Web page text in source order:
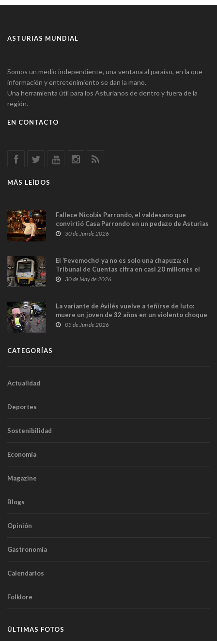
ASTURIAS MUNDIAL
Somos un medio independiente, una ventana al paraíso, en la que
información y entretenimiento se dan la mano.
Una herramienta útil para los Asturianos de dentro y fuera de la
región.
EN CONTACTO
MÁS LEÍDOS
Fallece Nicolás Parrondo, el valdesano que
convirtió Casa Parrondo en un pedazo de Asturias
en Madrid
30 de Jun de 2026
El ‘Fevemocho’ ya no es solo una chapuza: el
Tribunal de Cuentas cifra en casi 20 millones el
sobrecoste de los trenes que no cabían por los
30 de May de 2026
La variante de Avilés vuelve a teñirse de luto:
muere un joven de 32 años en un violento choque
frontal
05 de Jun de 2026
CATEGORÍAS
Actualidad
Deportes
Sostenibilidad
Economía
Magazine
Blogs
Opinión
Gastronomía
Calendarios
Folklore
ÚLTIMAS FOTOS